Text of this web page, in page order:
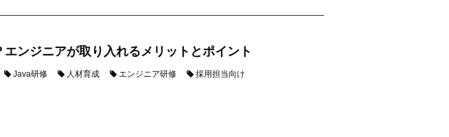
ンジニアが取り入れるメリットとポイント
Java研修 人材育成 エンジニア研修 採用担当向け